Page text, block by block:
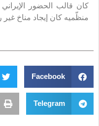
كان قالب الحضور
منظّميه كان إيجاد مناخ
Facebook
Telegram